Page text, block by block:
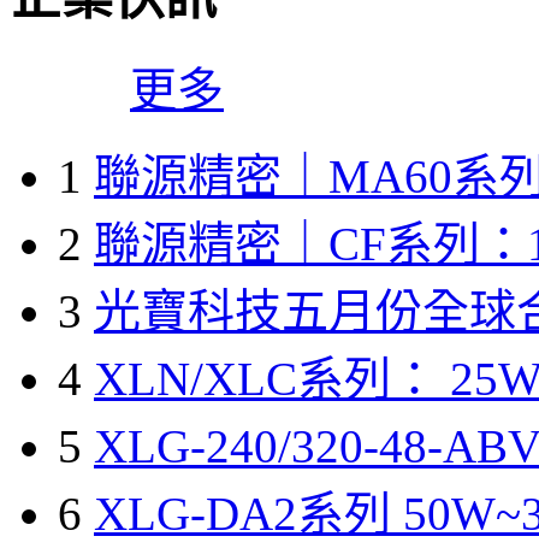
更多
1 聯源精密｜MA60系
2 聯源精密｜CF系列：
3 光寶科技五月份全球
4 XLN/XLC系列：
5 XLG-240/320-48-
6 XLG-DA2系列